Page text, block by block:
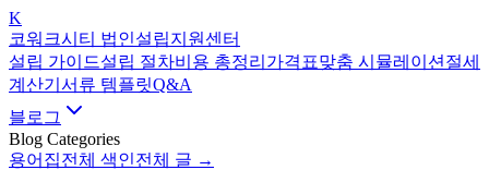
K
코워크시티 법인설립지원센터
설립 가이드설립 절차비용 총정리 가격표맞춤 시뮬레이션 절세
계산기 서류 템플릿Q&A
블로그
Blog Categories
용어집전체 색인전체 글 →